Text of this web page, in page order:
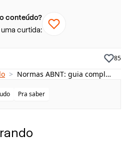
progressiva das
de pesquisa
conteúdo?
uma curtida:
85
> Normas ABNT: guia completo para formatar seu TCC
Pra saber